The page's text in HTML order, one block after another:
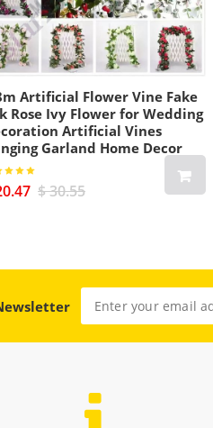
Artificial Flower Vine Fake
Rose Ivy Flower for Wedding
Artificial Vines
Garland Home Decor
$ 30.55